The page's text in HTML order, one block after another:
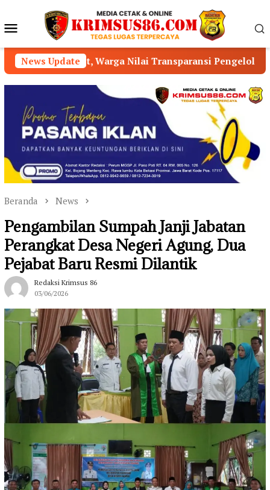
konten Menu
Mobile
News Update
Nilai Transparansi Pengelolaan Dana Desa Masih Minim
Beranda News
Pengambilan Sumpah Janji Jabatan
Perangkat Desa Negeri Agung, Dua
Pejabat Baru Resmi Dilantik
Redaksi Krimsus 86
03/06/2026